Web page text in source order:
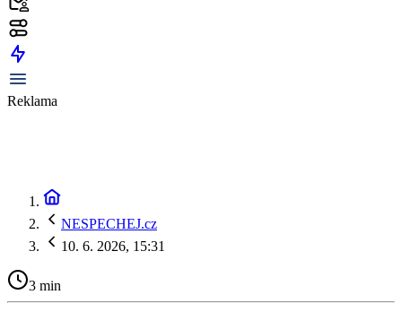
Reklama
NESPECHEJ.cz
10. 6. 2026, 15:31
3 min